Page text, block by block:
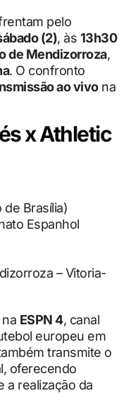
pelo
(2), às 13h30
de Mendizorroza,
. O confronto
ao vivona
x Athletic
de Brasília)
Espanhol
– Vitoria-
ESPN 4, canal
europeu em
transmite o
oferecendo
a realização da